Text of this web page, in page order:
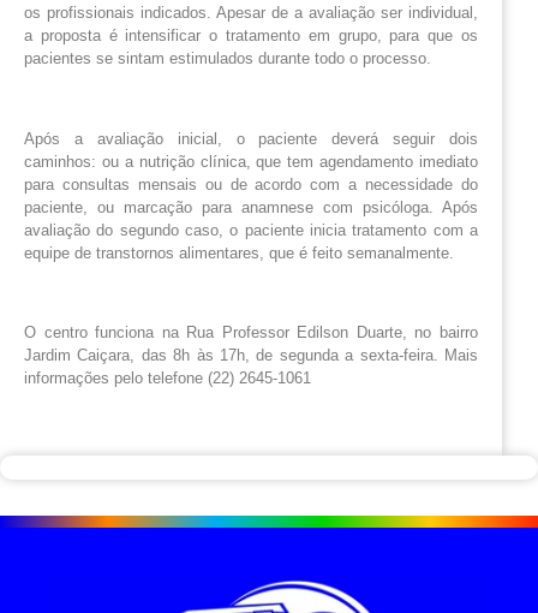
os profissionais indicados. Apesar de a avaliação ser individual,
a proposta é intensificar o tratamento em grupo, para que os
pacientes se sintam estimulados durante todo o processo.
Após a avaliação inicial, o paciente deverá seguir dois
caminhos: ou a nutrição clínica, que tem agendamento imediato
para consultas mensais ou de acordo com a necessidade do
paciente, ou marcação para anamnese com psicóloga. Após
avaliação do segundo caso, o paciente inicia tratamento com a
equipe de transtornos alimentares, que é feito semanalmente.
O centro funciona na Rua Professor Edilson Duarte, no bairro
Jardim Caiçara, das 8h às 17h, de segunda a sexta-feira. Mais
informações pelo telefone (22) 2645-1061